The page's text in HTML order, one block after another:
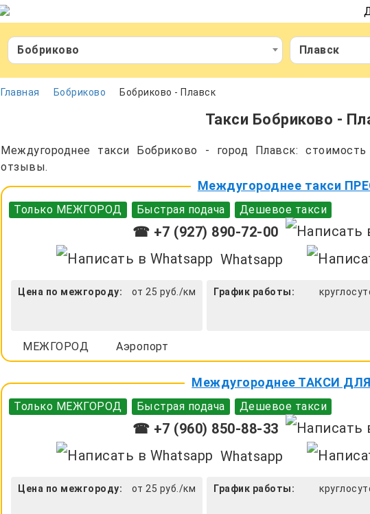
Бобриково Плавск
Главная Бобриково Бобриково - Плавск
Такси Бобриково -
Междугороднее такси Бобриково - город Плавск:
отзывы.
Междугороднее такси
Только МЕЖГОРОД Быстрая подача Дешевое такси
☎ +7 (927) 890-72-00
Whatsapp
Цена по межгороду: от 25 руб./км График работы:
МЕЖГОРОД Аэропорт
Междугороднее ТАКСИ
Только МЕЖГОРОД Быстрая подача Дешевое такси
☎ +7 (960) 850-88-33
Whatsapp
Цена по межгороду: от 25 руб./км График работы: